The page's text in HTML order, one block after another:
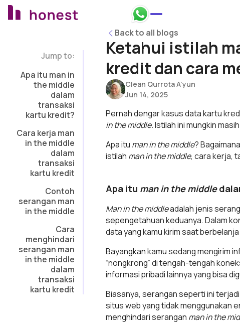
Honest Bank Whatsapp
Back to all blogs
Back to all blogs
Ketahui istilah
kredit dan cara
Clean Qurrota A’yun
Jun 14, 2025
Jump to:
Apa itu man in
the middle
dalam
transaksi
kartu kredit?
Cara kerja man
in the middle
dalam
transaksi
kartu kredit
Contoh
serangan man
in the middle
Cara
menghindari
serangan man
in the middle
dalam
transaksi
kartu kredit
Pernah dengar kasus data kartu
in the middle.Istilah ini mungkin
Apa itu man in the middle?
istilah man in the middle, cara kerja,
Apa itu man in the middle
Man in the middleadalah jenis
sepengetahuan keduanya. Dalam
data yang kamu kirim saat berbelanja
Bayangkan kamu sedang mengirim
“nongkrong” di tengah-tengah
informasi pribadi lainnya yang bisa
Biasanya, serangan seperti ini
situs web yang tidak menggunakan
menghindari serangan man in the